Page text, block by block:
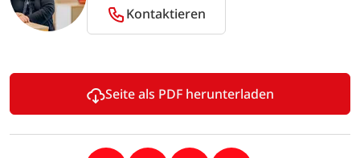
Kontaktieren
Seite als PDF herunterladen